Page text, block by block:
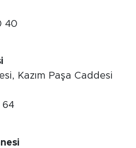
40
Kazım Paşa Caddesi
64